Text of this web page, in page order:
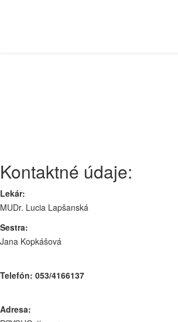
Kontaktné údaje:
Lekár:
MUDr. Lucia Lapšanská
Sestra:
Jana Kopkášová
Telefón: 053/4166137
Adresa: